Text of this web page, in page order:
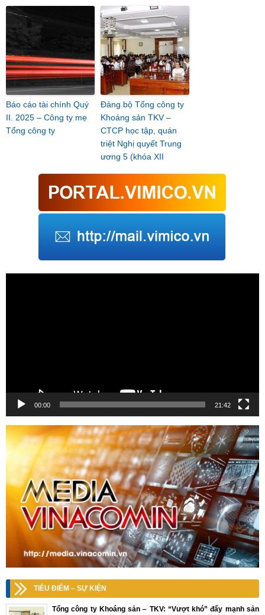
Báo cáo tài chính Quý
II. 2025 – Công ty mẹ
Tổng công ty
Đảng bộ Tổng công ty
Khoáng sản TKV –
CTCP học tập, quán
triệt Nghị quyết Trung
ương 5 (khóa XII
00:00 21:42
TIÊU ĐIỂM – SỰ KIỆN
Tổng công ty Khoáng sản – TKV: “Vượt khó” đẩy mạnh sản